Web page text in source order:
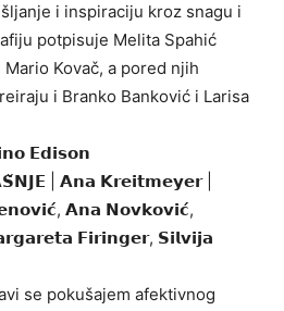
i inspiraciju kroz snagu i
potpisuje Melita Spahić
Kovač, a pored njih
i Branko Banković i Larisa
𝗘𝗱𝗶𝘀𝗼𝗻
| 𝗔𝗻𝗮 𝗞𝗿𝗲𝗶𝘁𝗺𝗲𝘆𝗲𝗿 |
𝗔𝗻𝗮 𝗡𝗼𝘃𝗸𝗼𝘃𝗶𝗰́,
𝗙𝗶𝗿𝗶𝗻𝗴𝗲𝗿, 𝗦𝗶𝗹𝘃𝗶𝗷𝗮
se pokušajem afektivnog